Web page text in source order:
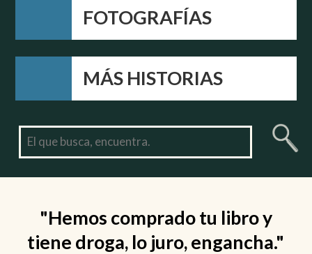
FOTOGRAFÍAS
MÁS HISTORIAS
"Hemos comprado tu libro y
tiene droga, lo juro, engancha."